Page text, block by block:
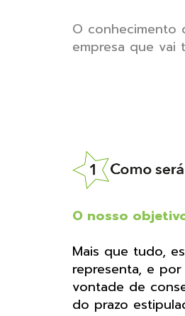
O conhecimento
empresa que
O nosso
Mais que tudo,
representa, e
vontade de
do prazo